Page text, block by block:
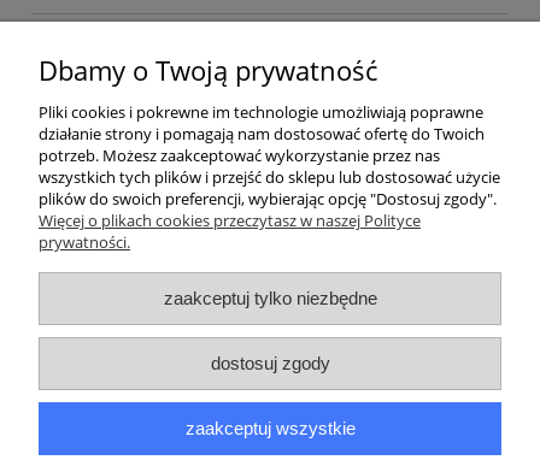
Pomoc
Moje konto
Płatności i dostawa
Informacje
O nas
Dbamy o Twoją prywatność
Pliki cookies i pokrewne im technologie umożliwiają poprawne
działanie strony i pomagają nam dostosować ofertę do Twoich
potrzeb. Możesz zaakceptować wykorzystanie przez nas
wszystkich tych plików i przejść do sklepu lub dostosować użycie
plików do swoich preferencji, wybierając opcję "Dostosuj zgody".
Więcej o plikach cookies przeczytasz w naszej Polityce
prywatności.
zaakceptuj tylko niezbędne
dostosuj zgody
zaakceptuj wszystkie